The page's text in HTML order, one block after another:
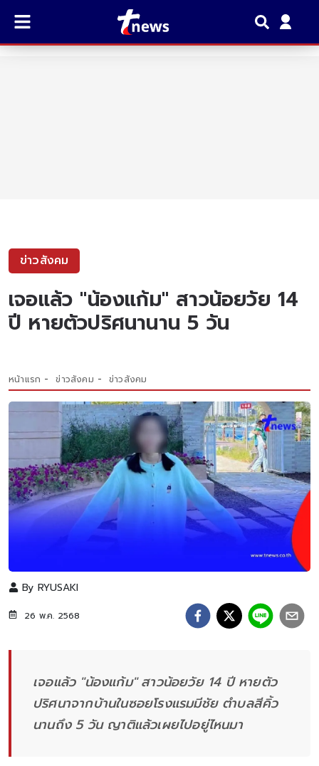
ข่าวสังคม
เจอแล้ว "น้องแก้ม" สาวน้อยวัย 14
ปี หายตัวปริศนานาน 5 วัน
หน้าแรก ข่าวสังคม ข่าวสังคม
By RYUSAKI
26 พ.ค. 2568
เจอแล้ว "น้องแก้ม" สาวน้อยวัย 14 ปี หายตัว
ปริศนาจากบ้านในซอยโรงแรมมีชัย ตำบลสีคิ้ว
นานถึง 5 วัน ญาติแล้วเผยไปอยู่ไหนมา